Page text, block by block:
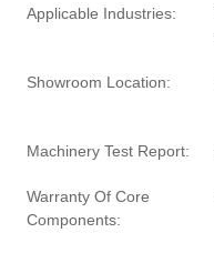
Applicable Industries:
Showroom Location:
Machinery Test Report:
Warranty Of Core
Components: